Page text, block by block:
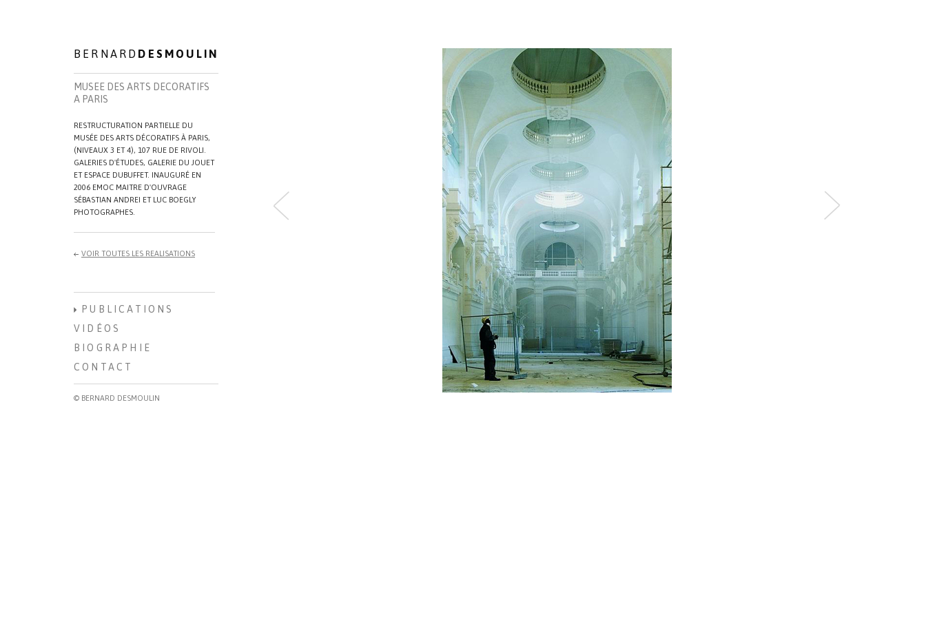
BERNARD DESMOULIN
MUSEE DES ARTS DECORATIFS
A PARIS
RESTRUCTURATION PARTIELLE DU
MUSÉE DES ARTS DÉCORATIFS À PARIS,
(NIVEAUX 3 ET 4), 107 RUE DE RIVOLI.
GALERIES D'ÉTUDES, GALERIE DU JOUET
ET ESPACE DUBUFFET. INAUGURÉ EN
2006 EMOC MAITRE D'OUVRAGE
SÉBASTIAN ANDREI ET LUC BOEGLY
PHOTOGRAPHES.
VOIR TOUTES LES REALISATIONS
PUBLICATIONS
VIDÉOS
BIOGRAPHIE
CONTACT
© BERNARD DESMOULIN